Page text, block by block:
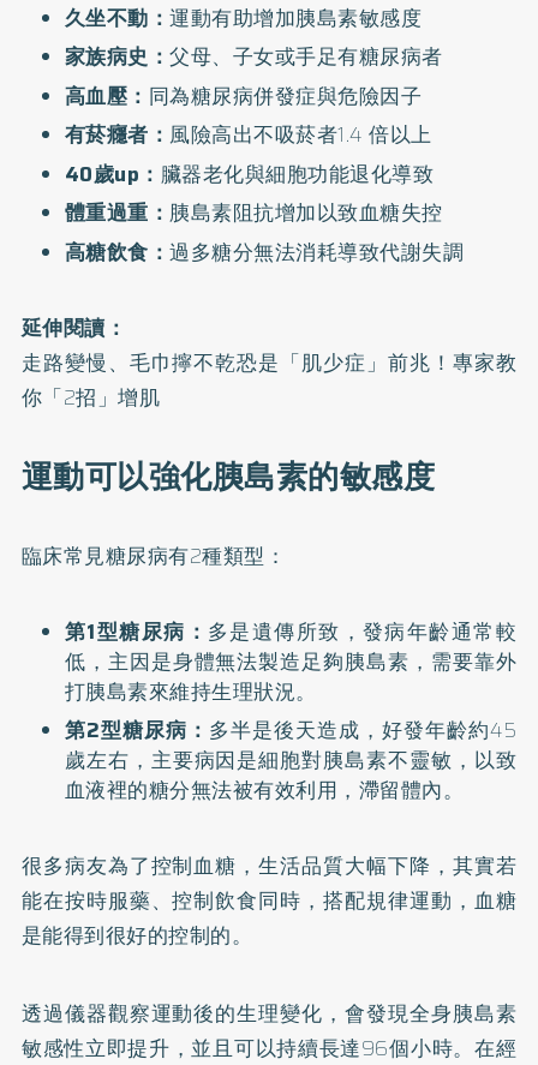
久坐不動：運動有助增加胰島素敏感度
家族病史：父母、子女或手足有糖尿病者
高血壓： 同為糖尿病併發症與危險因子
有菸癮者：風險高出不吸菸者1.4 倍以上
40歲up： 臟器老化與細胞功能退化導致
體重過重：胰島素阻抗增加以致血糖失控
高糖飲食：過多糖分無法消耗導致代謝失調
延伸閱讀：
走路變慢、毛巾擰不乾恐是「肌少症」前兆！專家教
你「2招」增肌
運動可以強化胰島素的敏感度
臨床常見糖尿病有2種類型：
第1型糖尿病： 多是遺傳所致，發病年齡通常較
低，主因是身體無法製造足夠胰島素，需要靠外
打胰島素來維持生理狀況。
第2型糖尿病： 多半是後天造成，好發年齡約45
歲左右，主要病因是細胞對胰島素不靈敏，以致
血液裡的糖分無法被有效利用，滯留體內。
很多病友為了控制血糖，生活品質大幅下降，其實若
能在按時服藥、控制飲食同時，搭配規律運動，血糖
是能得到很好的控制的。
透過儀器觀察運動後的生理變化，會發現全身胰島素
敏感性立即提升，並且可以持續長達96個小時。在經